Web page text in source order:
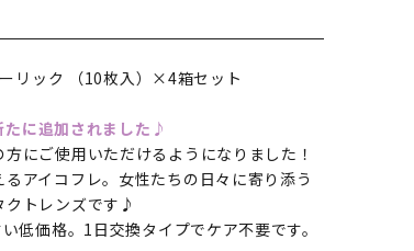
リック （10枚入）×4箱セット
に追加されました♪
にご使用いただけるようになりました！
アイコフレ。女性たちの日々に寄り添う
クトレンズです♪
低価格。1日交換タイプでケア不要です。